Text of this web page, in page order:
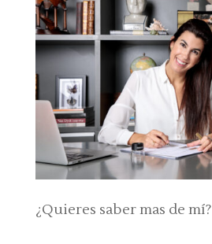
¿Quieres saber mas de mí?